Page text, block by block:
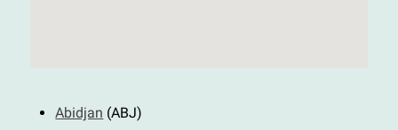
Abidjan (ABJ)